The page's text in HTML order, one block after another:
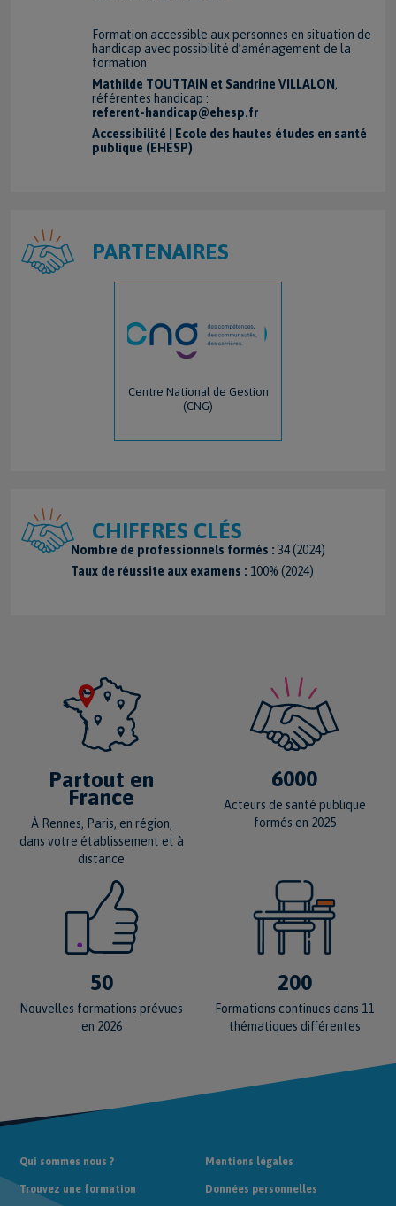
Formation accessible aux personnes en situation de
handicap avec possibilité d’aménagement de la
formation
Mathilde TOUTTAIN et Sandrine VILLALON ,
référentes handicap :
referent-handicap@ehesp.fr
Accessibilité | Ecole des hautes études en santé
publique (EHESP)
PARTENAIRES
Centre National de Gestion
(CNG)
CHIFFRES CLÉS
Nombre de professionnels formés : 34 (2024)
Taux de réussite aux examens : 100% (2024)
Partout en
France
À Rennes, Paris, en région,
dans votre établissement et à
distance
6000
Acteurs de santé publique
formés en 2025
50
Nouvelles formations prévues
en 2026
200
Formations continues dans 11
thématiques différentes
Qui sommes nous ?
Trouvez une formation
Mentions légales
Données personnelles